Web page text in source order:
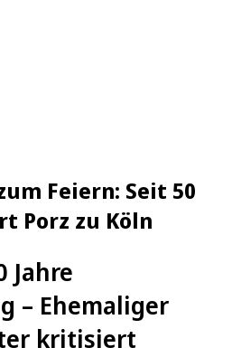
Feiern: Seit 50
Porz zu Köln
Jahre
– Ehemaliger
kritisiert